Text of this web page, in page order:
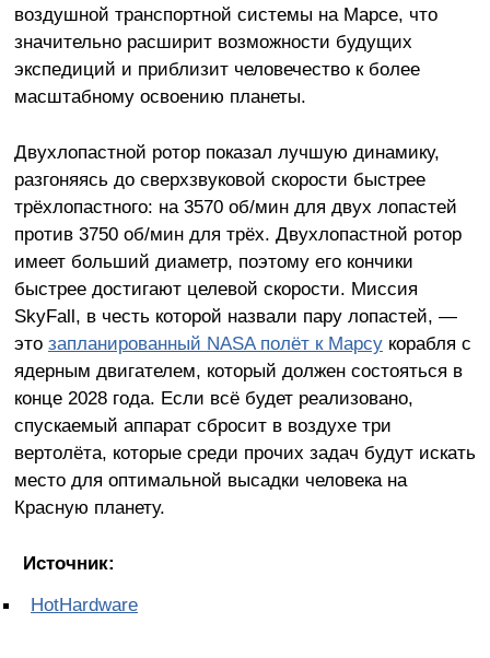
воздушной транспортной системы на Марсе, что
значительно расширит возможности будущих
экспедиций и приблизит человечество к более
масштабному освоению планеты.
Двухлопастной ротор показал лучшую динамику,
разгоняясь до сверхзвуковой скорости быстрее
трёхлопастного: на 3570 об/мин для двух лопастей
против 3750 об/мин для трёх. Двухлопастной ротор
имеет больший диаметр, поэтому его кончики
быстрее достигают целевой скорости. Миссия
SkyFall, в честь которой назвали пару лопастей, —
это запланированный NASA полёт к Марсукорабля с
ядерным двигателем, который должен состояться в
конце 2028 года. Если всё будет реализовано,
спускаемый аппарат сбросит в воздухе три
вертолёта, которые среди прочих задач будут искать
место для оптимальной высадки человека на
Красную планету.
Источник:
HotHardware